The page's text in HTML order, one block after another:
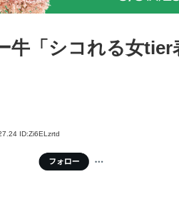
牛「シコれる女
ID:Zi6ELzrtd